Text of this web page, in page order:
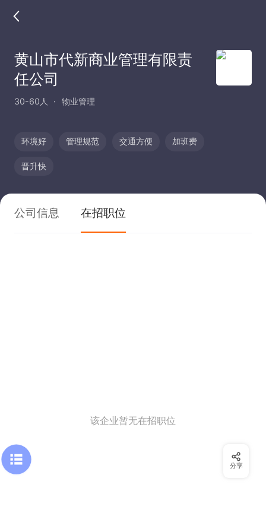
黄山市代新商业管理有限责
任公司
30-60人 物业管理
环境好 管理规范 交通方便 加班费
晋升快
公司信息 在招职位
该企业暂无在招职位
分享